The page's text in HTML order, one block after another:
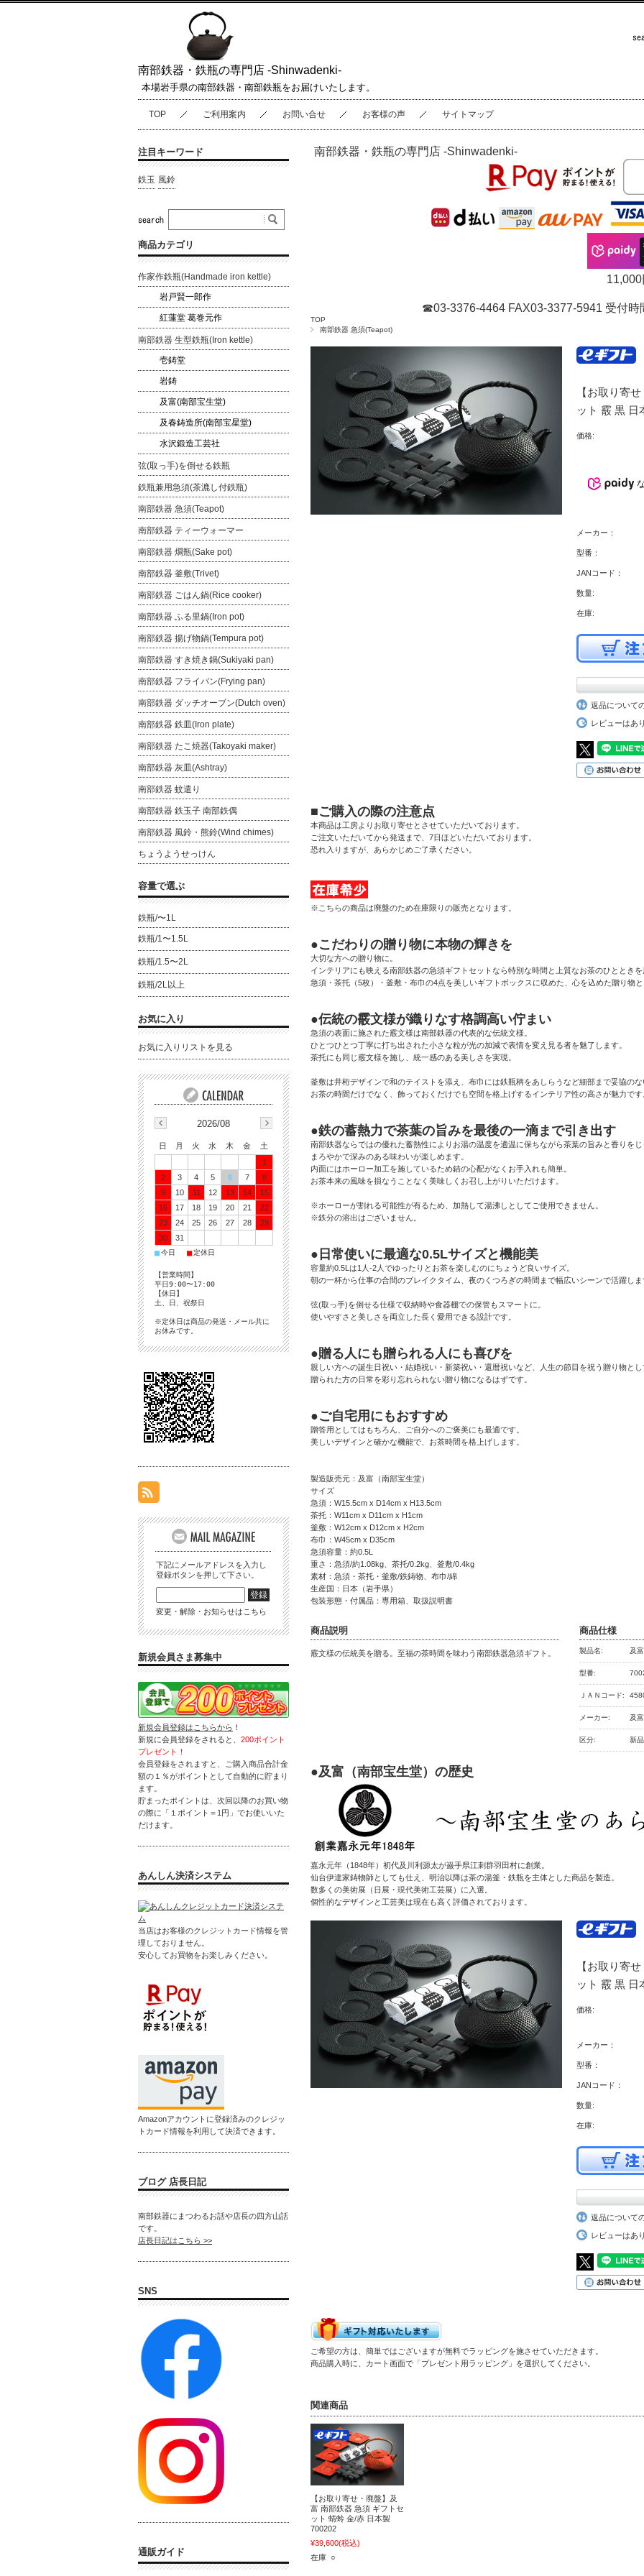
南部鉄器・鉄瓶の専門店 -Shinwadenki-
本場岩手県の南部鉄器・南部鉄瓶をお届けいたします。
TOP ご利用案内 お問い合せ お客様の声 サイトマップ
南部鉄器・鉄瓶の専門店 -Shinwadenki-
☎03-3376-4464 FAX03-3377-5941 受付時
TOP
南部鉄器 急須(Teapot)
【お取り寄
ット 霰 黒 日
価格:
メーカー：
型番：
JANコード：
数量:
在庫:
返品について
レビューはあ
■ご購入の際の注意点
本商品は工房よりお取り寄せとさせていただいております。
ご注文いただいてから発送まで、7日ほどいただいております。
恐れ入りますが、あらかじめご了承ください。
※こちらの商品は廃盤のため在庫限りの販売となります。
●こだわりの贈り物に本物の輝きを
大切な方への贈り物に。
インテリアにも映える南部鉄器の急須ギフトセットなら特別な時間と上質なお茶のひととき
急須・茶托（5枚）・釜敷・布巾の4点を美しいギフトボックスに収めた、心を込めた贈り物
●伝統の霰文様が織りなす格調高い佇まい
急須の表面に施された霰文様は南部鉄器の代表的な伝統文様。
ひとつひとつ丁寧に打ち出された小さな粒が光の加減で表情を変え見る者を魅了します。
茶托にも同じ霰文様を施し、統一感のある美しさを実現。
釜敷は井桁デザインで和のテイストを添え、布巾には鉄瓶柄をあしらうなど細部まで妥協の
お茶の時間だけでなく、飾っておくだけでも空間を格上げするインテリア性の高さが魅力です
●鉄の蓄熱力で茶葉の旨みを最後の一滴まで引き出す
南部鉄器ならではの優れた蓄熱性によりお湯の温度を適温に保ちながら茶葉の旨みと香りを
まろやかで深みのある味わいが楽しめます。
内面にはホーロー加工を施しているため錆の心配がなくお手入れも簡単。
お茶本来の風味を損なうことなく美味しくお召し上がりいただけます。
※ホーローが割れる可能性が有るため、加熱して湯沸しとしてご使用できません。
※鉄分の溶出はございません。
●日常使いに最適な0.5Lサイズと機能美
容量約0.5Lは1人-2人でゆったりとお茶を楽しむのにちょうど良いサイズ。
朝の一杯から仕事の合間のブレイクタイム、夜のくつろぎの時間まで幅広いシーンで活躍しま
弦(取っ手)を倒せる仕様で収納時や食器棚での保管もスマートに。
使いやすさと美しさを両立した長く愛用できる設計です。
●贈る人にも贈られる人にも喜びを
親しい方への誕生日祝い・結婚祝い・新築祝い・還暦祝いなど、人生の節目を祝う贈り物とし
贈られた方の日常を彩り忘れられない贈り物になるはずです。
●ご自宅用にもおすすめ
贈答用としてはもちろん、ご自分へのご褒美にも最適です。
美しいデザインと確かな機能で、お茶時間を格上げします。
製造販売元：及富（南部宝生堂）
サイズ
急須：W15.5cm x D14cm x H13.5cm
茶托：W11cm x D11cm x H1cm
釜敷：W12cm x D12cm x H2cm
布巾：W45cm x D35cm
急須容量：約0.5L
重さ：急須/約1.08kg、茶托/0.2kg、釜敷/0.4kg
素材：急須・茶托・釜敷/鉄鋳物、布巾/綿
生産国：日本（岩手県）
包装形態・付属品：専用箱、取扱説明書
商品説明
霰文様の伝統美を贈る。至福の茶時間を味わう南部鉄器急須ギフト。
商品仕様
製品名: 及
型番:
ＪＡＮコード:
メーカー: 及
区分: 新品
●及富（南部宝生堂）の歴史
嘉永元年（1848年）初代及川利源太が巌手県江刺群羽田村に創業。
仙台伊達家鋳物師としても仕え、明治以降は茶の湯釜・鉄瓶を主体とした商品を製造。
数多くの美術展（日展・現代美術工芸展）に入選。
個性的なデザインと工芸美は現在も高く評価されております。
【お取り寄
ット 霰 黒 日
価格:
メーカー：
型番：
JANコード：
数量:
在庫:
返品について
レビューはあ
ご希望の方は、簡単ではございますが無料でラッピングを施させていただきます。
商品購入時に、カート画面で「プレゼント用ラッピング」を選択してください。
関連商品
【お取り寄せ・廃盤】及
富 南部鉄器 急須 ギフトセ
ット 蜻蛉 金/赤 日本製
700202
¥39,600(税込)
在庫 ○
注目キーワード
鉄玉 風鈴
商品カテゴリ
作家作鉄瓶(Handmade iron kettle)
岩戸賢一郎作
紅蓮堂 葛巻元作
南部鉄器 生型鉄瓶(Iron kettle)
壱鋳堂
岩鋳
及富(南部宝生堂)
及春鋳造所(南部宝星堂)
水沢鍛造工芸社
弦(取っ手)を倒せる鉄瓶
鉄瓶兼用急須(茶漉し付鉄瓶)
南部鉄器 急須(Teapot)
南部鉄器 ティーウォーマー
南部鉄器 燗瓶(Sake pot)
南部鉄器 釜敷(Trivet)
南部鉄器 ごはん鍋(Rice cooker)
南部鉄器 ふる里鍋(Iron pot)
南部鉄器 揚げ物鍋(Tempura pot)
南部鉄器 すき焼き鍋(Sukiyaki pan)
南部鉄器 フライパン(Frying pan)
南部鉄器 ダッチオーブン(Dutch oven)
南部鉄器 鉄皿(Iron plate)
南部鉄器 たこ焼器(Takoyaki maker)
南部鉄器 灰皿(Ashtray)
南部鉄器 蚊遣り
南部鉄器 鉄玉子 南部鉄偶
南部鉄器 風鈴・熊鈴(Wind chimes)
ちょうようせっけん
容量で選ぶ
鉄瓶/〜1L
鉄瓶/1〜1.5L
鉄瓶/1.5〜2L
鉄瓶/2L以上
お気に入り
お気に入りリストを見る
2026/08
日 月 火 水 木 金
土
1
2
3 4 5 6 7
8
9
10 11 12 13 14
15
16
17 18 19 20 21
22
23
24 25 26 27 28
29
30
31
■今日 ■定休日
【営業時間】
平日9:00〜17:00
【休日】
土、日、祝祭日
※定休日は商品の発送・メール共に
お休みです。
下記にメールアドレスを入力し
登録ボタンを押して下さい。
変更・解除・お知らせはこちら
新規会員さま募集中
新規会員登録はこちらから ！
新規に会員登録をされると、 200ポイント
プレゼント！
会員登録をされますと、ご購入商品合計金
額の１％がポイントとして自動的に貯まり
ます。
貯まったポイントは、次回以降のお買い物
の際に「１ポイント＝1円」でお使いいた
だけます。
あんしん決済システム
当店はお客様のクレジットカード情報を管
理しておりません。
安心してお買物をお楽しみください。
Amazonアカウントに登録済みのクレジッ
トカード情報を利用して決済できます。
ブログ 店長日記
南部鉄器にまつわるお話や店長の四方山話
です。
店長日記はこちら >>
SNS
通販ガイド